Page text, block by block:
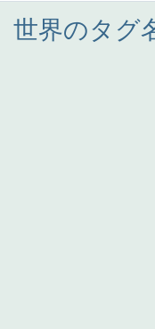
世界のタグ